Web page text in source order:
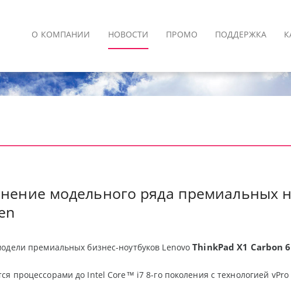
О КОМПАНИИ НОВОСТИ ПРОМО ПОДДЕРЖКА
модельного ряда премиальных
премиальных бизнес-ноутбуков LenovoThinkPad X1 Carbon 6
процессорами до Intel Core™ i7 8-го поколения с технологией